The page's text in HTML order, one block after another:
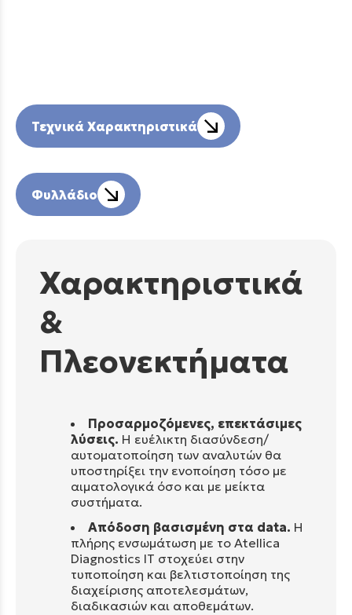
Τεχνικά Χαρακτηριστικά
Φυλλάδιο
Χαρακτηριστικά
&
Πλεονεκτήματα
Προσαρμοζόμενες, επεκτάσιμες
λύσεις. Η ευέλικτη διασύνδεση/
αυτοματοποίηση των αναλυτών θα
υποστηρίξει την ενοποίηση τόσο με
αιματολογικά όσο και με μείκτα
συστήματα.
Απόδοση βασισμένη στα data. Η
πλήρης ενσωμάτωση με το Atellica
Diagnostics IT στοχεύει στην
τυποποίηση και βελτιστοποίηση της
διαχείρισης αποτελεσμάτων,
διαδικασιών και αποθεμάτων.